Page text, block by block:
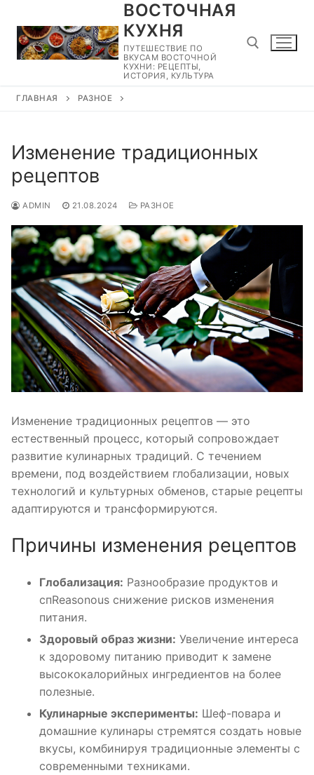
содержимому
ВОСТОЧНАЯ
КУХНЯ
ПУТЕШЕСТВИЕ ПО
ВКУСАМ ВОСТОЧНОЙ
КУХНИ: РЕЦЕПТЫ,
ИСТОРИЯ, КУЛЬТУРА
ГЛАВНАЯ РАЗНОЕ
Изменение традиционных
рецептов
ADMIN 21.08.2024 РАЗНОЕ
Изменение традиционных рецептов — это
естественный процесс, который сопровождает
развитие кулинарных традиций. С течением
времени, под воздействием глобализации, новых
технологий и культурных обменов, старые рецепты
адаптируются и трансформируются.
Причины изменения рецептов
Глобализация: Разнообразие продуктов и
спReasonous снижение рисков изменения
питания.
Здоровый образ жизни: Увеличение интереса
к здоровому питанию приводит к замене
высококалорийных ингредиентов на более
полезные.
Кулинарные эксперименты: Шеф-повара и
домашние кулинары стремятся создать новые
вкусы, комбинируя традиционные элементы с
современными техниками.